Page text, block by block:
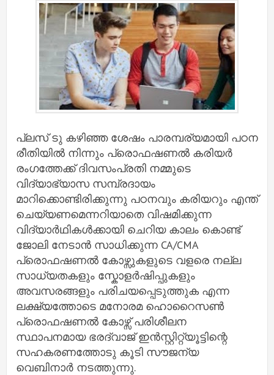
പ്ലസ് ടു കഴിഞ്ഞ ശേഷം പാരമ്പര്യമായി പഠന
രീതിയിൽ നിന്നും പ്രൊഫഷണൽ കരിയർ
രംഗത്തേക്ക് ദിവസംപ്രതി നമ്മുടെ
വിദ്യാഭ്യാസ സമ്പ്രദായം
മാറിക്കൊണ്ടിരിക്കുന്നു പഠനവും കരിയറും എന്ത്
ചെയ്യണമെന്നറിയാതെ വിഷമിക്കുന്ന
വിദ്യാർഥികൾക്കായി ചെറിയ കാലം കൊണ്ട്
ജോലി നേടാൻ സാധിക്കുന്ന CA/CMA
പ്രൊഫഷണൽ കോഴ്സുകളുടെ വളരെ നല്ല
സാധ്യതകളും സ്കോളർഷിപ്പുകളും
അവസരങ്ങളും പരിചയപ്പെടുത്തുക എന്ന
ലക്ഷ്യത്തോടെ മനോരമ ഹൊറൈസൺ
പ്രൊഫഷണൽ കോഴ്സ് പരിശീലന
സ്ഥാപനമായ ഭരദ്വാജ് ഇൻസ്റ്റിറ്റ്യൂട്ടിന്റെ
സഹകരണത്തോടു കൂടി സൗജന്യ
വെബിനാർ നടത്തുന്നു.